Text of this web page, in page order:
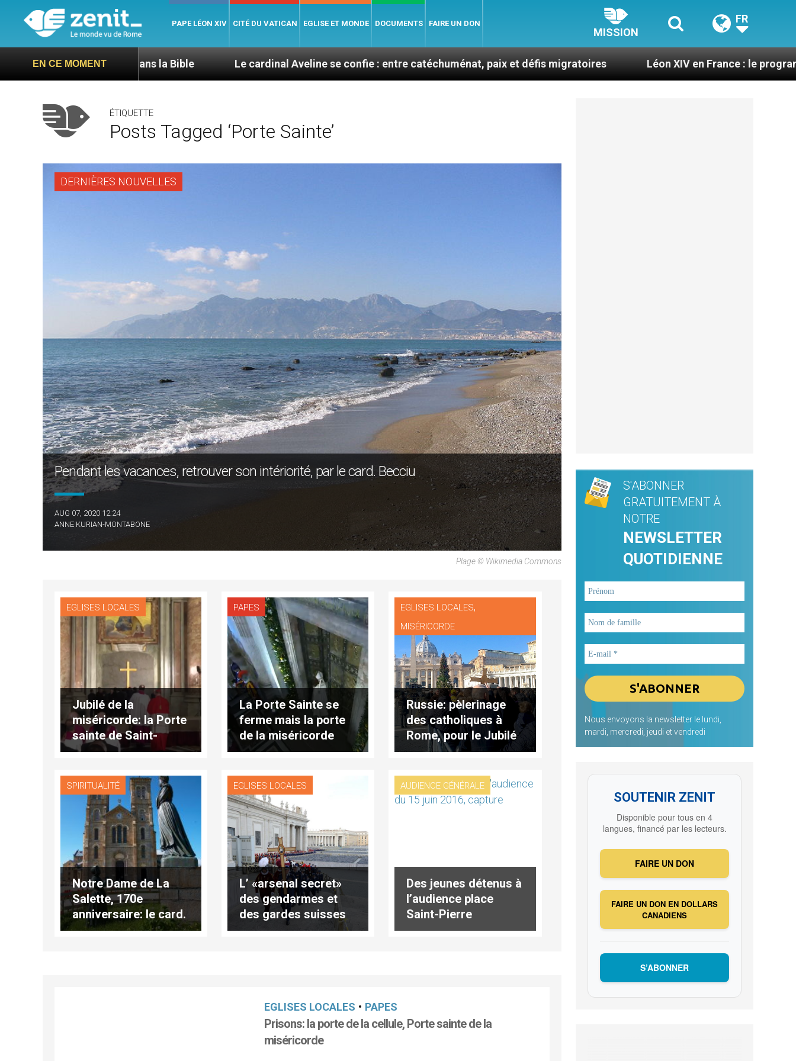
PAPE LÉON XIV CITÉ DU VATICAN EGLISE ET MONDE DOCUMENTS FAIRE UN DON
MISSION
FR
EN CE MOMENT
dans la Bible Le cardinal Aveline se confie : entre catéchuménat, paix et défis migratoires Léon XIV en France : le programme détaillé
ÉTIQUETTE
Posts Tagged ‘porte Sainte’
DERNIÈRES NOUVELLES
Pendant les vacances, retrouver son intériorité, par le card. Becciu
AUG 07, 2020 12:24
ANNE KURIAN-MONTABONE
Plage © Wikimedia Commons
EGLISES LOCALES
Jubilé de la
miséricorde: la Porte
sainte de Saint-
Pierre est murée
PAPES
La Porte Sainte se
ferme mais la porte
de la miséricorde
demeure ouverte
EGLISES LOCALES,
MISÉRICORDE
Russie: pèlerinage
des catholiques à
Rome, pour le Jubilé
SPIRITUALITÉ
Notre Dame de La
Salette, 170e
anniversaire: le card.
Ryłko présidera la
EGLISES LOCALES
L’ «arsenal secret»
des gendarmes et
des gardes suisses
au Vatican
AUDIENCE GÉNÉRALE
Des jeunes détenus à
l’audience place
Saint-Pierre
EGLISES LOCALES • PAPES
Prisons: la porte de la cellule, Porte sainte de la
miséricorde
S'ABONNER
GRATUITEMENT À
NOTRE
NEWSLETTER
QUOTIDIENNE
Nous envoyons la newsletter le lundi,
mardi, mercredi, jeudi et vendredi
SOUTENIR ZENIT
Disponible pour tous en 4
langues, financé par les lecteurs.
FAIRE UN DON
FAIRE UN DON EN DOLLARS
CANADIENS
S’ABONNER